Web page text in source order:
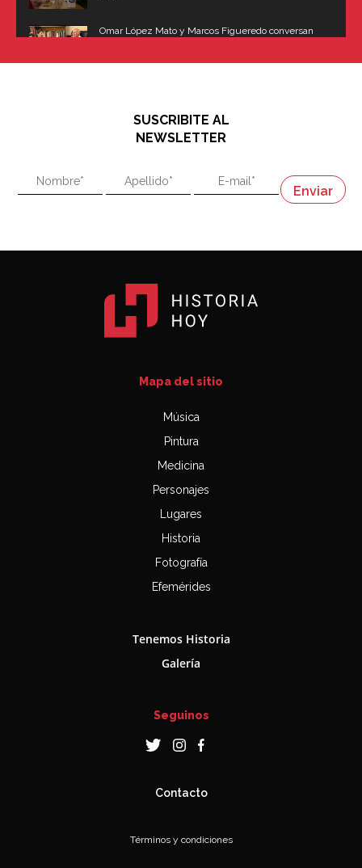
Omar López Mato y Marcos Figueredo conversan
"En política, la estupidez no es una desventaja"
"En política, la estupidez no es una desventaja"
Napoleón
SUSCRIBITE AL
NEWSLETTER
Mapa del sitio
Música
Pintura
Medicina
Personajes
Lugares
Historia
Fotografía
Efemérides
Tenemos Historia
Galería
Seguinos
Contacto
Términos y condiciones